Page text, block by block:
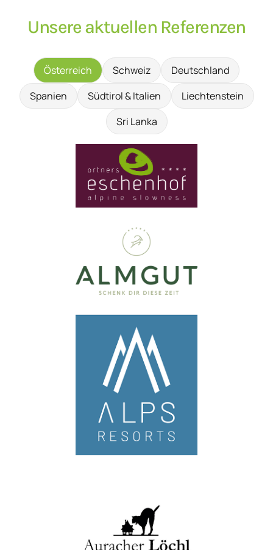
Unsere aktuellen Referenzen
Österreich Schweiz
Deutschland
Spanien
Südtirol & Italien
Liechtenstein
Sri Lanka